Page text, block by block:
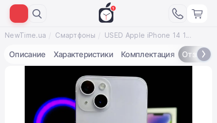
NewTime.ua Смартфоны USED Apple iPhone 14 128GB Purple (MPV03)
Описание Характеристики Комплектация Отзывы